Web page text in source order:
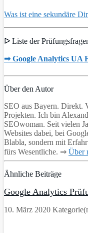
Was ist eine sekundäre
ᐅ Liste der
➟ Google Analytics UA
Über den Autor
SEO aus Bayern. Direkt.
Projekten. Ich bin
SEOwoman. Seit vielen
Websites dabei, bei
Blabla, sondern mit
fürs Wesentliche. ⇒ Über
Ähnliche Beiträge
Google Analytics
10. März 2020